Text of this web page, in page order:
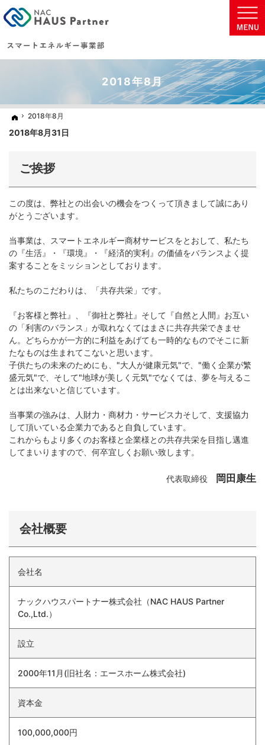
2018年8月
ホーム
2018年8月
2018年8月31日
ご挨拶
この度は、弊社との出会いの機会をつくって頂きまして誠にあり
がとうございます。
当事業は、スマートエネルギー商材サービスをとおして、私たち
の『生活』・『環境』・『経済的実利』の価値をバランスよく提
案することをミッションとしております。
私たちのこだわりは、「共存共栄」です。
『お客様と弊社』、『御社と弊社』そして『自然と人間』お互い
の「利害のバランス」が取れなくてはまさに共存共栄できませ
ん。どちらかが一方的に利益をあげても一時的なものでそこに新
たなものは生まれてこないと思います。
子供たちの未来のためにも、"大人が健康元気"で、"働く企業が繁
盛元気"で、そして"地球が美しく元気"でなくては、夢を与えるこ
とは出来ないと信じています。
当事業の強みは、人財力・商材力・サービス力そして、支援協力
して頂いている企業力であると自負しています。
これからもより多くのお客様と企業様との共存共栄を目指し邁進
してまいりますので、何卒宜しくお願い致します。
代表取締役 岡田康生
会社概要
会社名
ナックハウスパートナー株式会社（NAC HAUS Partner
Co.,Ltd.）
設立
2000年11月(旧社名：エースホーム株式会社)
資本金
100,000,000円
ホーム
2018年8月